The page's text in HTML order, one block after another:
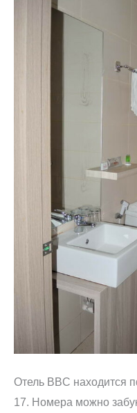
Отель BBC находится
17. Номера можно